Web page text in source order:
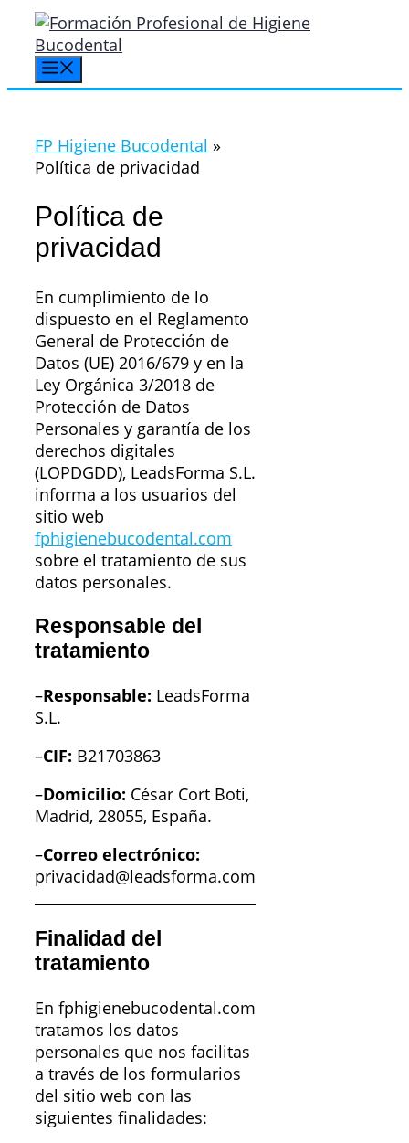
Saltar
contenido
FP Higiene Bucodental »
Política de privacidad
Política de
privacidad
En cumplimiento de lo
dispuesto en el Reglamento
General de Protección de
Datos (UE) 2016/679 y en la
Ley Orgánica 3/2018 de
Protección de Datos
Personales y garantía de los
derechos digitales
(LOPDGDD), LeadsForma S.L.
informa a los usuarios del
sitio web
fphigienebucodental.com
sobre el tratamiento de sus
datos personales.
Responsable del
tratamiento
–Responsable: LeadsForma
S.L.
–CIF: B21703863
–Domicilio: César Cort Boti,
Madrid, 28055, España.
–Correo electrónico:
privacidad@leadsforma.com
Finalidad del
tratamiento
En fphigienebucodental.com
tratamos los datos
personales que nos facilitas
a través de los formularios
del sitio web con las
siguientes finalidades: